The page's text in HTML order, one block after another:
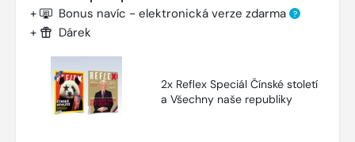
+ Bonus navíc - elektronická verze zdarma ?
+ Dárek
2x Reflex Speciál Čínské století
a Všechny naše republiky